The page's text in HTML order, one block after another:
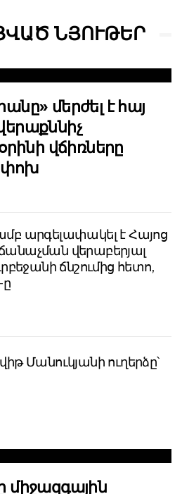
ՆՅՈՒԹԵՐ
մերժել է հայ
վճիռները
արգելափակել է Հայոց
վերաբերյալ
ճնշումից հետո,
ը
Մանուկյանի ուղերձը՝